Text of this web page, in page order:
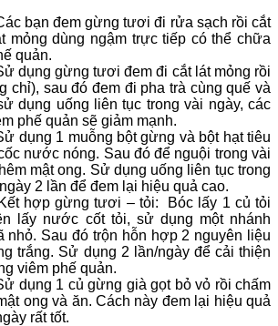
bạn đem gừng tươi đi rửa sạch rồi cắt
mỏng dùng ngậm trực tiếp có thể chữa
quản.
dụng gừng tươi đem đi cắt lát mỏng rồi
chỉ), sau đó đem đi pha trà cùng quế và
dụng uống liên tục trong vài ngày, các
phế quản sẽ giảm mạnh.
dụng 1 muỗng bột gừng và bột hạt tiêu
nước nóng. Sau đó để nguội trong vài
mật ong. Sử dụng uống liên tục trong
2 lần để đem lại hiệu quả cao.
hợp gừng tươi – tỏi: Bóc lấy 1 củ tỏi
lấy nước cốt tỏi, sử dụng một nhánh
Sau đó trộn hỗn hợp 2 nguyên liệu
trắng. Sử dụng 2 lần/ngày để cải thiện
viêm phế quản.
dụng 1 củ gừng già gọt bỏ vỏ rồi chấm
ong và ăn. Cách này đem lại hiệu quả
rất tốt.